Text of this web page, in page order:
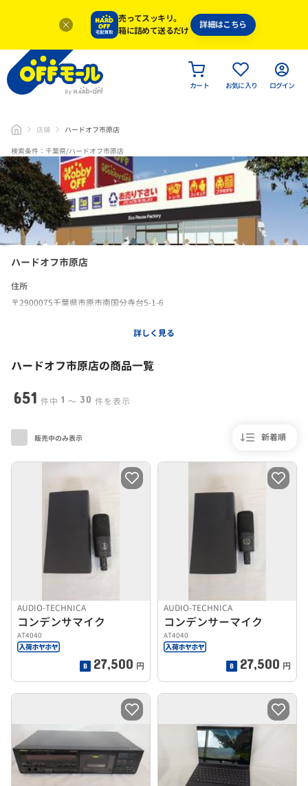
売ってスッキリ。
箱に詰めて送るだけ
詳細はこちら
カート お気に入り ログイン
店舗 ハードオフ市原店
検索条件：千葉県/ハードオフ市原店
ハードオフ市原店
住所
〒2900075千葉県市原市南国分寺台5-1-6
宜しくお願いいたします。
詳しく見る
ハードオフ市原店の商品一覧
651 件中 1 〜 30 件を表示
新着順
販売中のみ表示
AUDIO-TECHNICA
コンデンサマイク
AT4040
27,500 円
AUDIO-TECHNICA
コンデンサーマイク
AT4040
27,500 円